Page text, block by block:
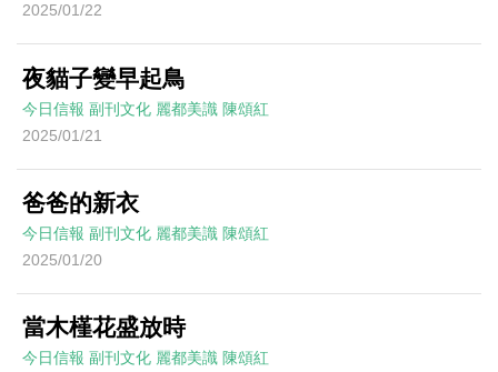
2025/01/22
夜貓子變早起鳥
今日信報 副刊文化 麗都美識 陳頌紅
2025/01/21
爸爸的新衣
今日信報 副刊文化 麗都美識 陳頌紅
2025/01/20
當木槿花盛放時
今日信報 副刊文化 麗都美識 陳頌紅